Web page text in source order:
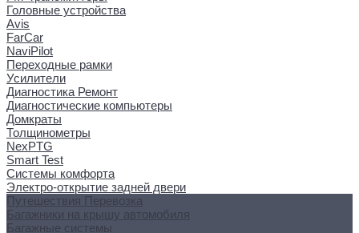
Головные устройства
Avis
FarCar
NaviPilot
Переходные рамки
Усилители
Диагностика Ремонт
Диагностические компьютеры
Домкраты
Толщинометры
NexPTG
Smart Test
Системы комфорта
Электро-открытие задней двери
Путешествия Перевозка
Багажники на крышу автомобиля
Багажные системы